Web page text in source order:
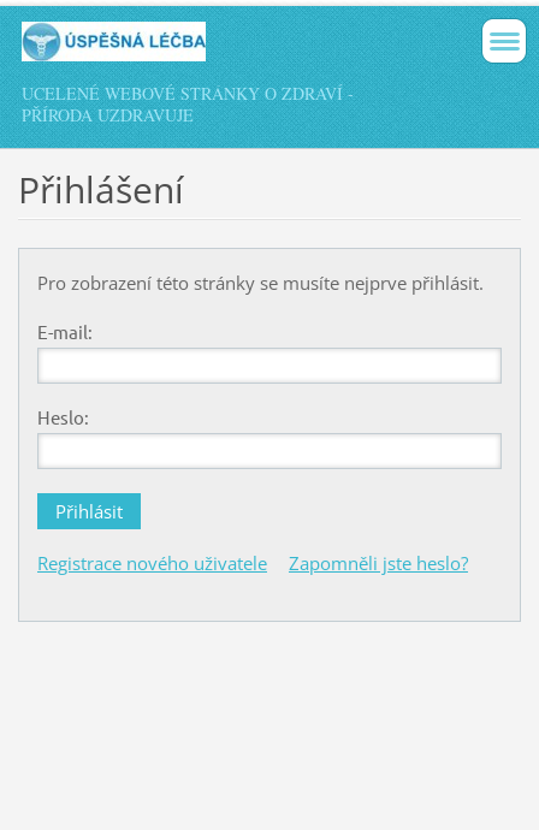
UCELENÉ WEBOVÉ STRÁNKY O ZDRAVÍ -
PŘÍRODA UZDRAVUJE
Přihlášení
Pro zobrazení této stránky se musíte nejprve přihlásit.
E-mail:
Heslo:
Registrace nového uživatele Zapomněli jste heslo?